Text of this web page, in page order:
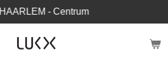
HAARLEM - Centrum